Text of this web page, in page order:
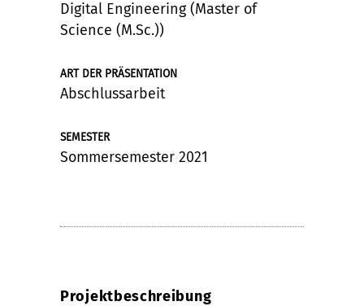
Digital Engineering (Master of
Science (M.Sc.))
ART DER PRÄSENTATION
Abschlussarbeit
SEMESTER
Sommersemester 2021
Projektbeschreibung